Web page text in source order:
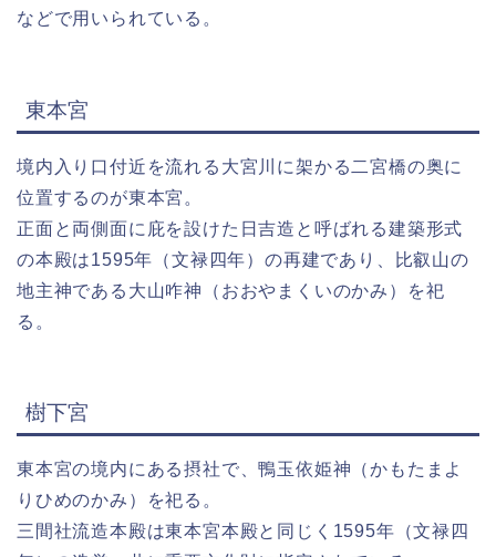
などで用いられている。
東本宮
境内入り口付近を流れる大宮川に架かる二宮橋の奥に
位置するのが東本宮。
正面と両側面に庇を設けた日吉造と呼ばれる建築形式
の本殿は1595年（文禄四年）の再建であり、比叡山の
地主神である大山咋神（おおやまくいのかみ）を祀
る。
樹下宮
東本宮の境内にある摂社で、鴨玉依姫神（かもたまよ
りひめのかみ）を祀る。
三間社流造本殿は東本宮本殿と同じく1595年（文禄四